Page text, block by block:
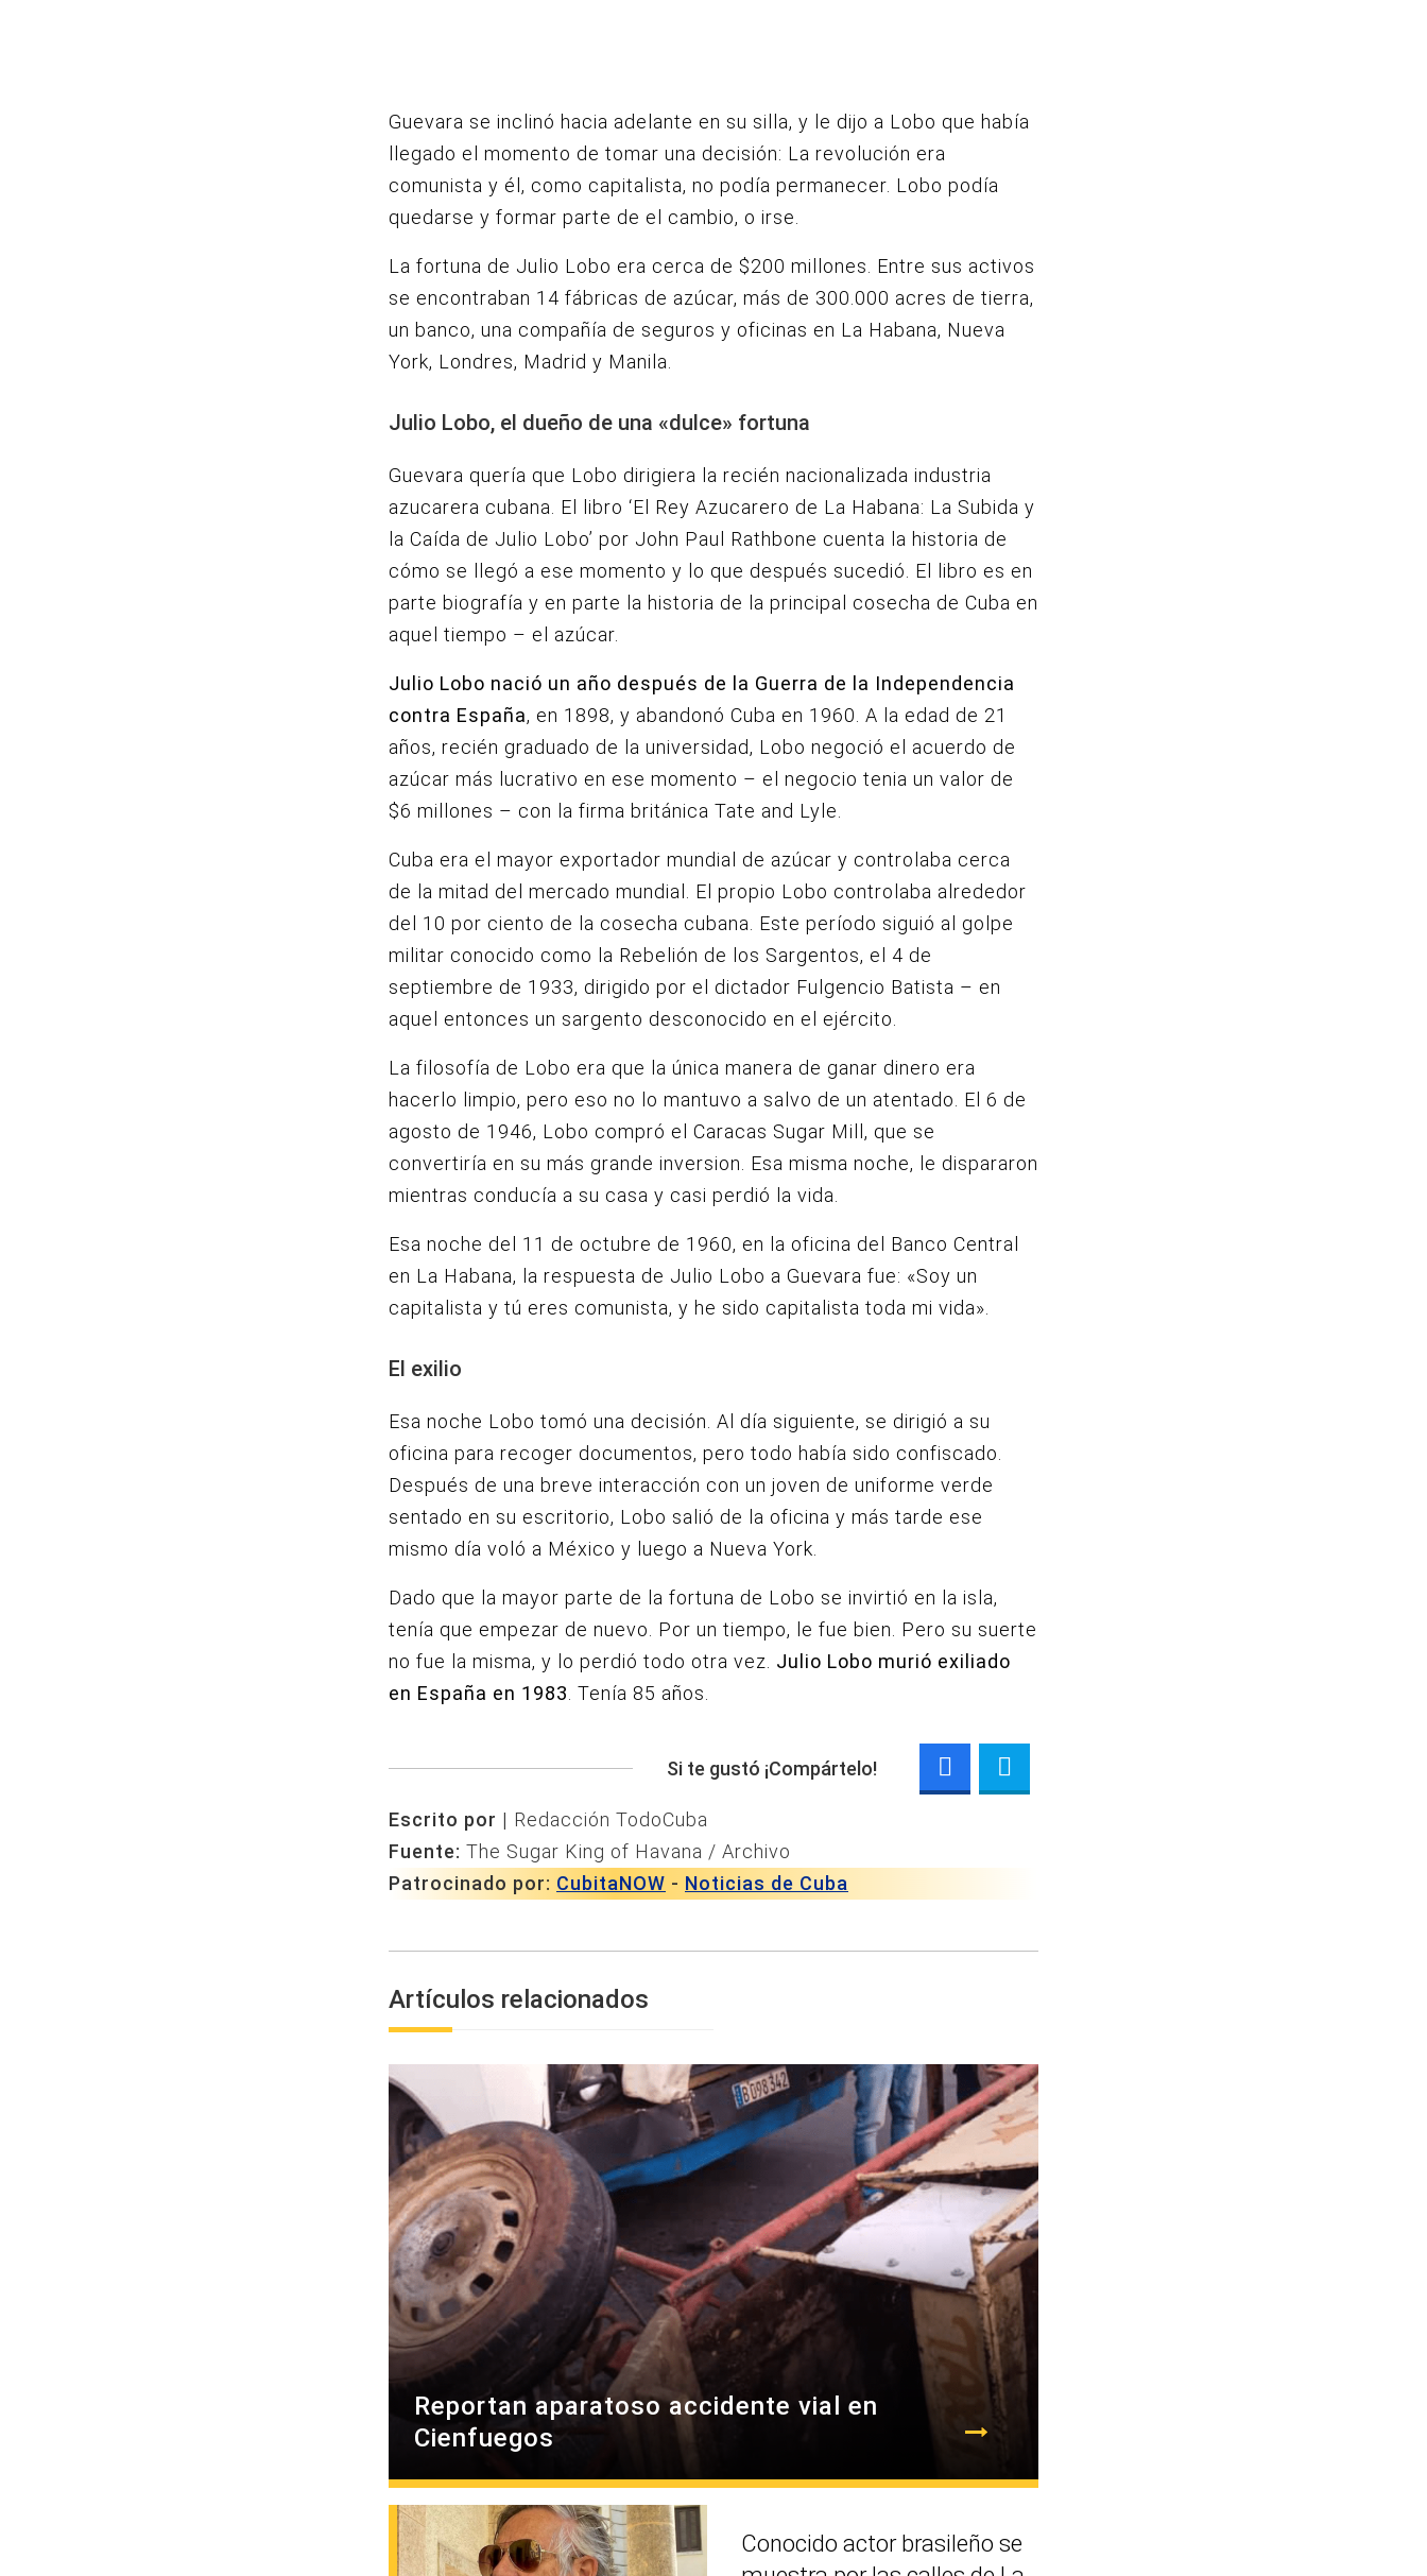
Guevara se inclinó hacia adelante en su silla, y le dijo a Lobo que había
llegado el momento de tomar una decisión: La revolución era
comunista y él, como capitalista, no podía permanecer. Lobo podía
quedarse y formar parte de el cambio, o irse.
La fortuna de Julio Lobo era cerca de $200 millones. Entre sus activos
se encontraban 14 fábricas de azúcar, más de 300.000 acres de tierra,
un banco, una compañía de seguros y oficinas en La Habana, Nueva
York, Londres, Madrid y Manila.
Julio Lobo, el dueño de una «dulce» fortuna
Guevara quería que Lobo dirigiera la recién nacionalizada industria
azucarera cubana. El libro ‘El Rey Azucarero de La Habana: La Subida y
la Caída de Julio Lobo’ por John Paul Rathbone cuenta la historia de
cómo se llegó a ese momento y lo que después sucedió. El libro es en
parte biografía y en parte la historia de la principal cosecha de Cuba en
aquel tiempo – el azúcar.
Julio Lobo nació un año después de la Guerra de la Independencia
contra España, en 1898, y abandonó Cuba en 1960. A la edad de 21
años, recién graduado de la universidad, Lobo negoció el acuerdo de
azúcar más lucrativo en ese momento – el negocio tenia un valor de
$6 millones – con la firma británica Tate and Lyle.
Cuba era el mayor exportador mundial de azúcar y controlaba cerca
de la mitad del mercado mundial. El propio Lobo controlaba alrededor
del 10 por ciento de la cosecha cubana. Este período siguió al golpe
militar conocido como la Rebelión de los Sargentos, el 4 de
septiembre de 1933, dirigido por el dictador Fulgencio Batista – en
aquel entonces un sargento desconocido en el ejército.
La filosofía de Lobo era que la única manera de ganar dinero era
hacerlo limpio, pero eso no lo mantuvo a salvo de un atentado. El 6 de
agosto de 1946, Lobo compró el Caracas Sugar Mill, que se
convertiría en su más grande inversion. Esa misma noche, le dispararon
mientras conducía a su casa y casi perdió la vida.
Esa noche del 11 de octubre de 1960, en la oficina del Banco Central
en La Habana, la respuesta de Julio Lobo a Guevara fue: «Soy un
capitalista y tú eres comunista, y he sido capitalista toda mi vida».
El exilio
Esa noche Lobo tomó una decisión. Al día siguiente, se dirigió a su
oficina para recoger documentos, pero todo había sido confiscado.
Después de una breve interacción con un joven de uniforme verde
sentado en su escritorio, Lobo salió de la oficina y más tarde ese
mismo día voló a México y luego a Nueva York.
Dado que la mayor parte de la fortuna de Lobo se invirtió en la isla,
tenía que empezar de nuevo. Por un tiempo, le fue bien. Pero su suerte
no fue la misma, y lo perdió todo otra vez. Julio Lobo murió exiliado
en España en 1983 . Tenía 85 años.
Si te gustó ¡Compártelo!
Escrito por | Redacción TodoCuba
Fuente: The Sugar King of Havana / Archivo
Patrocinado por: CubitaNOW - Noticias de Cuba
Artículos relacionados
Reportan aparatoso accidente vial en
Cienfuegos
Conocido actor brasileño se